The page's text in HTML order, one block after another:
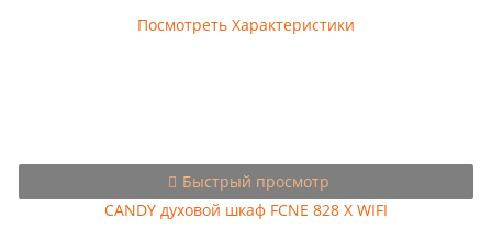
Посмотреть Характеристики
Быстрый просмотр
CANDY духовой шкаф FCNE 828 X WIFI